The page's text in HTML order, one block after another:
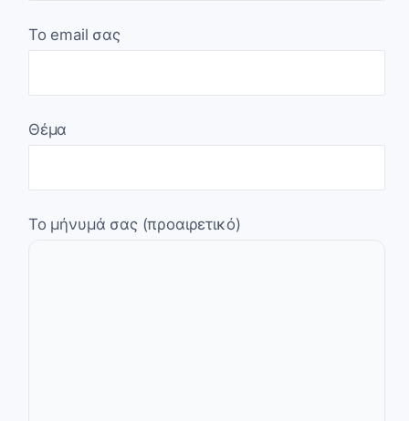
Το email σας
Θέμα
Το μήνυμά σας (προαιρετικό)